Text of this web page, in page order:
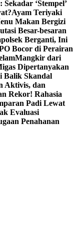
‘Stempel’
Ayam Teriyaki
Makan Bergizi
Besar-besaran
Berganti, Ini
Bocor di Perairan
Mangkir dari
Dipertanyakan
Balik Skandal
Aktivis, dan
Rekor! Rahasia
Padi Lewat
Evaluasi
Penahanan